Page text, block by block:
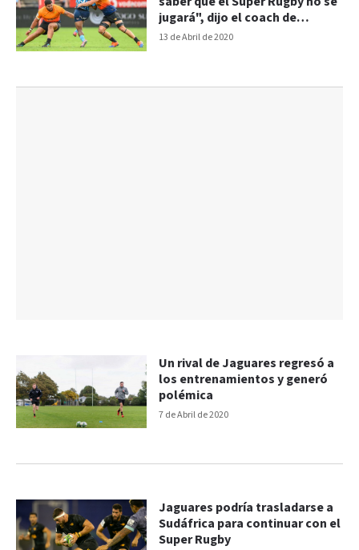
13 de Abril de 2020
jugará", dijo el coach de
Jaguares
7 de Abril de 2020
Un rival de Jaguares regresó a
los entrenamientos y generó
polémica
Jaguares podría trasladarse a
Sudáfrica para continuar con el
Super Rugby